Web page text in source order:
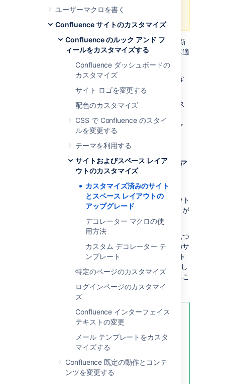
ユーザーマクロを書く
Confluence サイトのカスタマイズ
Confluence のルック アンド フ
ィールをカスタマイズする
Confluence ダッシュボードの
カスタマイズ
サイト ロゴを変更する
配色のカスタマイズ
CSS で Confluence のスタイ
ルを変更する
テーマを利用する
サイトおよびスペース レイア
ウトのカスタマイズ
カスタマイズ済みのサイト
とスペース レイアウトの
アップグレード
デコレーター マクロの使
用方法
カスタム デコレーター テ
ンプレート
特定のページのカスタマイズ
ログインページのカスタマイ
ズ
Confluence インターフェイス
テキストの変更
メール テンプレートをカスタ
マイズする
Confluence 既定の動作とコンテ
ンツを変更する
損したり
優れた新しい機能が失わ
れる
リスクがあります。
Confluence の新しいリリースではそれぞれ、新
しい既定テンプレートに対して行った変更を再適
用してください。
カスタム レイアウトを最適用するために必要な
ものは、次のとおりです。
Confluence の現在のバージョンからカス
カスタマイズを新しいデフォルト レイア
ウトに再適用します。
ステップ 1.カスタム レイア
ウトを取得する
各 Confluence サイトまたはスペース レイアウト
に適用した各カスタマイズの記録を付けることが
そうでない場合、次の方法でカスタマイズを見つ
けることができます。この方法では、すべてのサ
イト レベルおよびスペース レベルのレイアウト
を Confluence サイトから単一出力として抽出し
ます。この出力から、カスタマイズを特定するこ
とができます。
この方法は、次のような場合に便利
です。
スペース レイアウトをカスタマ
イズした多くのスペースがあ
る。
サイトまたはスペース レイアウ